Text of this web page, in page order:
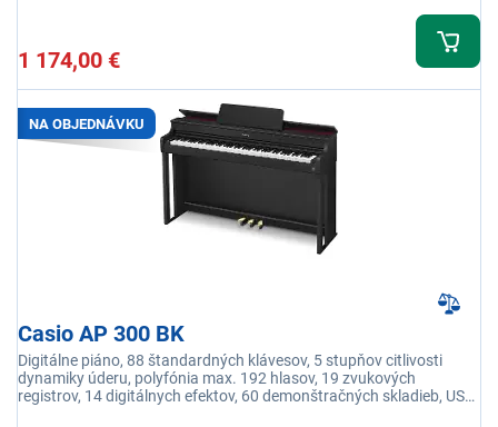
1 174,00 €
NA OBJEDNÁVKU
Casio AP 300 BK
Digitálne piáno, 88 štandardných klávesov, 5 stupňov citlivosti
dynamiky úderu, polyfónia max. 192 hlasov, 19 zvukových
registrov, 14 digitálnych efektov, 60 demonštračných skladieb, USB